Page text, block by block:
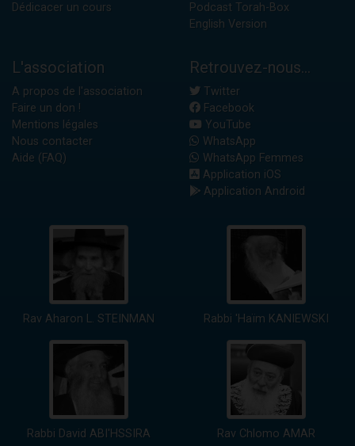
Dédicacer un cours
Podcast Torah-Box
English Version
L'association
A propos de l'association
Faire un don !
Mentions légales
Nous contacter
Aide (FAQ)
Retrouvez-nous...
Twitter
Facebook
YouTube
WhatsApp
WhatsApp Femmes
Application iOS
Application Android
Rav Aharon L. STEINMAN Rabbi 'Haïm KANIEWSKI
Rabbi David ABI'HSSIRA Rav Chlomo AMAR